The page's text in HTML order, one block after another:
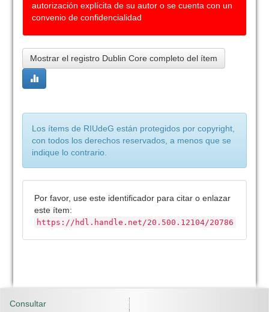
autorización explícita de su autor o se cuenta con un
convenio de confidencialidad
Mostrar el registro Dublin Core completo del ítem
Los ítems de RIUdeG están protegidos por copyright,
con todos los derechos reservados, a menos que se
indique lo contrario.
Por favor, use este identificador para citar o enlazar
este ítem:
https://hdl.handle.net/20.500.12104/20786
Consultar